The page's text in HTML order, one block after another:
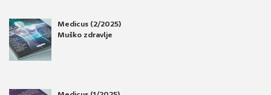
Medicus (2/2025)
Muško zdravlje